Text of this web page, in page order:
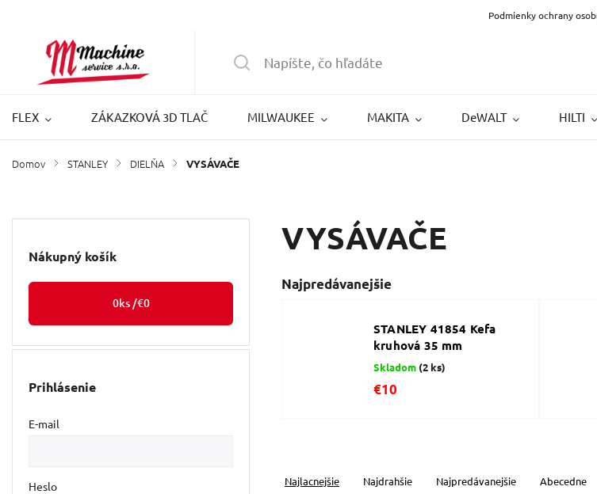
Podmienky ochrany
FLEX ZÁKAZKOVÁ 3D TLAČ MILWAUKEE MAKITA DeWALT HILTI
Domov / STANLEY / DIELŇA / VYSÁVAČE
Nákupný košík
0ks /€0
Prihlásenie
E-mail
Heslo
VYSÁVAČE
Najpredávanejšie
STANLEY 41854 Kefa
kruhová 35 mm
Skladom (2 ks)
€10
Najlacnejšie Najdrahšie Najpredávanejšie Abecedne